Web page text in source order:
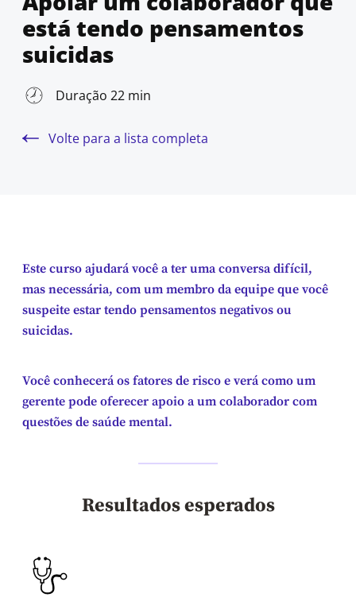
está tendo pensamentos
suicidas
Duração 22 min
Volte para a lista completa
Este curso ajudará você a ter uma conversa difícil,
mas necessária, com um membro da equipe que você
suspeite estar tendo pensamentos negativos ou
suicidas.
Você conhecerá os fatores de risco e verá como um
gerente pode oferecer apoio a um colaborador com
questões de saúde mental.
Resultados esperados